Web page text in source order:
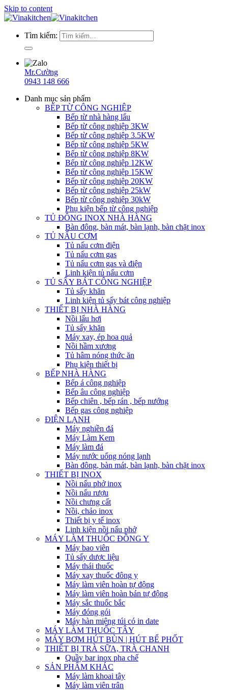
Skip to content
Tìm kiếm:
Mr.Cường
0943 148 666
Danh mục sản phẩm
BẾP TỪ CÔNG NGHIỆP
Bếp từ nhà hàng lẩu
Bếp từ công nghiệp 3KW
Bếp từ công nghiệp 3.5KW
Bếp từ công nghiệp 5KW
Bếp từ công nghiệp 8KW
Bếp từ công nghiệp 12KW
Bếp từ công nghiệp 15KW
Bếp từ công nghiệp 20KW
Bếp từ công nghiệp 25kW
Bếp từ công nghiệp 30kW
Phụ kiện bếp từ công nghiệp
TỦ ĐÔNG INOX NHÀ HÀNG
Bàn đông, bàn mát, bàn lạnh, bàn chặt inox
TỦ NẤU CƠM
Tủ nấu cơm điện
Tủ nấu cơm gas
Tủ nấu cơm gas và điện
Linh kiện tủ nấu cơm
TỦ SẤY BÁT CÔNG NGHIỆP
Tủ sấy khăn
Linh kiện tủ sấy bát công nghiệp
THIẾT BỊ NHÀ HÀNG
Nồi lẩu hơi
Tủ sấy khăn
Máy xay, ép hoa quả
Nồi hầm xương
Tủ hâm nóng thức ăn
Phụ kiện thiết bị
BẾP NHÀ HÀNG
Bếp á công nghiệp
Bếp âu công nghiệp
Bếp chiên , bếp rán , bếp nướng
Bếp gas công nghiệp
ĐIỆN LẠNH
Máy nghiền đá
Máy Làm Kem
Máy làm đá
Máy nước uống nóng lạnh
Bàn đông, bàn mát, bàn lạnh, bàn chặt inox
THIẾT BỊ INOX
Nồi nấu phở inox
Nồi nấu rượu
Nồi chưng cất
Nồi, chảo inox
Thiết bị y tế inox
Linh kiện nồi nấu phở
MÁY LÀM THUỐC ĐÔNG Y
Máy bao viên
Tủ sấy dược liệu
Máy thái thuốc
Máy xay thuốc đông y
Máy làm viên hoàn tự động
Máy làm viên hoàn bán tự động
Máy sắc thuốc bắc
Máy đóng gói
Máy hàn miệng túi có in date
MÁY LÀM THUỐC TÂY
MÁY BƠM HÚT BÙN | HÚT BỂ PHỐT
THIẾT BỊ TRÀ SỮA, TRÀ CHANH
Quầy bar inox pha chế
SẢN PHẨM KHÁC
Máy làm khoai tây
Máy làm viên trân